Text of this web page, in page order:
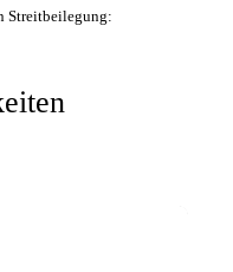
Streitbeilegung: